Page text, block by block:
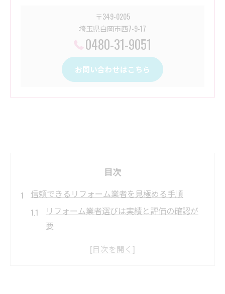
〒349-0205
埼玉県白岡市西7-9-17
0480-31-9051
お問い合わせはこちら
目次
信頼できるリフォーム業者を見極める手順
リフォーム業者選びは実績と評価の確認が
要
安心できるリフォームのための情報収集法